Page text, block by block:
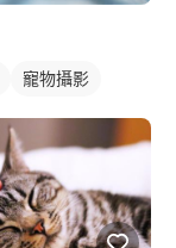
寵物攝影